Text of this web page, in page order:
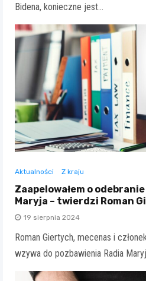
Bidena, konieczne jest…
Aktualności Z kraju
Zaapelowałem o
Maryja – twierdzi Roman
19 sierpnia 2024
Roman Giertych, mecenas i
wzywa do pozbawienia Radia